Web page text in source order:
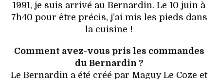
1991, je suis arrivé au Bernardin. Le 10 juin à
7h40 pour être précis, j’ai mis les pieds dans
la cuisine !
Comment avez-vous pris les commandes
du Bernardin ?
Le Bernardin a été créé par Maguy Le Coze et